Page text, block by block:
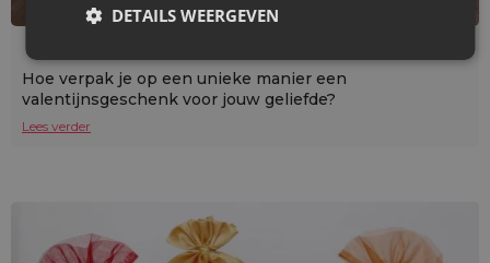
Hoe verpak je op een unieke manier een
valentijnsgeschenk voor jouw geliefde?
Lees verder
DETAILS WEERGEVEN